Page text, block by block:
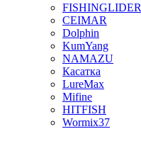
FISHINGLIDER
CEIMAR
Dolphin
KumYang
NAMAZU
Касатка
LureMax
Mifine
HITFISH
Wormix37